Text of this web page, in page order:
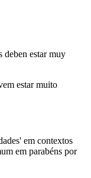
deben estar muy
estar muito
em contextos
em parabéns por